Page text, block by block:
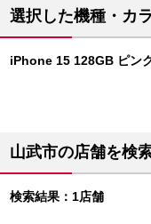
選択した機種・カ
iPhone 15 128GB ピン
山武市の店舗を検
検索結果：1店舗